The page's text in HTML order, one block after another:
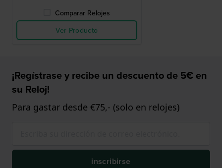
Comparar Relojes
Ver Producto
¡Regístrase y recibe un descuento de 5€ en
su Reloj!
Para gastar desde €75,- (solo en relojes)
inscribirse